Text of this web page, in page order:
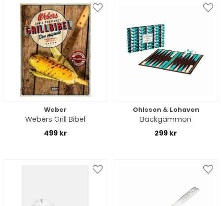
Weber
Webers Grill Bibel
499 kr
Ohlsson & Lohaven
Backgammon
299 kr